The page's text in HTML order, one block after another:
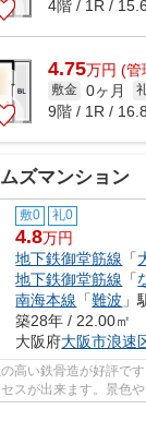
4階 / 1R /
4.75万円 (管
敷金 0ヶ月
9階 / 1R /
ズマンション
敷0 礼0
4.8万円
地下鉄御堂筋線 「
地下鉄御堂筋線 「
南海本線 「難波 」
築28年 / 22.00㎡
大阪府大阪市浪速
高い鉄骨造が好評で
スが出来ます。景色